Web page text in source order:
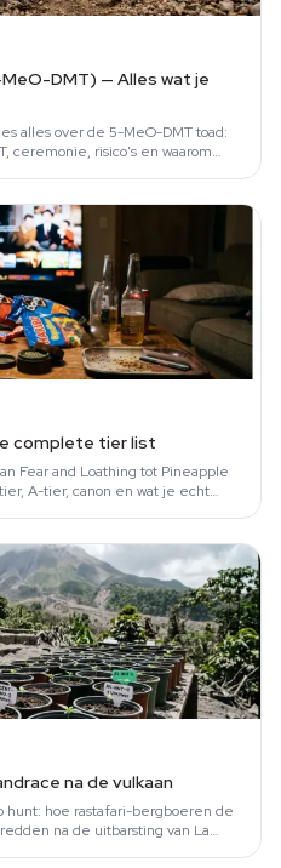
DMT) — Alles wat je
alles over de 5-MeO-DMT toad:
ceremonie, risico's en waarom
complete tier list
Fear and Loathing tot Pineapple
A-tier, canon en wat je echt
na de vulkaan
hunt: hoe rastafari-bergboeren de
na de uitbarsting van La